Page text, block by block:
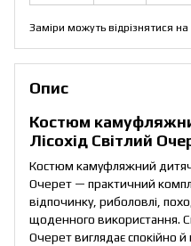
Заміри можуть відрізнятися на
Опис
Костюм
Лісохід Світлий
Костюм камуфляжний
Очерет — практичний
відпочинку, риболовлі,
щоденного використання.
Очерет виглядає спокійно